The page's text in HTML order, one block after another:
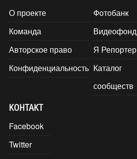
О проекте
Команда
Авторское право
Конфиденциальность
Фотобанк
Видеофонд
Я Репортер
Каталог
сообществ
КОНТАКТ
Facebook
Twitter